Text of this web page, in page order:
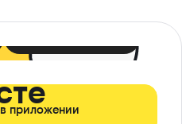
приложении